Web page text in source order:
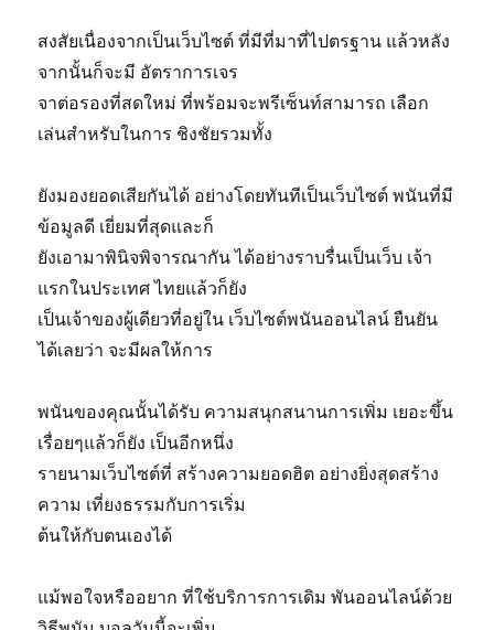
สงสัยเนื่องจากเป็นเว็บไซต์ ที่มีที่มาที่ไปตรฐาน แล้วหลัง
จากนั้นก็จะมี อัตราการเจร
จาต่อรองที่สดใหม่ ที่พร้อมจะพรีเซ็นท์สามารถ เลือก
เล่นสำหรับในการ ชิงชัยรวมทั้ง
ยังมองยอดเสียกันได้ อย่างโดยทันทีเป็นเว็บไซต์ พนันที่มี
ข้อมูลดี เยี่ยมที่สุดและก็
ยังเอามาพินิจพิจารณากัน ได้อย่างราบรื่นเป็นเว็บ เจ้า
แรกในประเทศ ไทยแล้วก็ยัง
เป็นเจ้าของผู้เดียวที่อยู่ใน เว็บไซต์พนันออนไลน์ ยืนยัน
ได้เลยว่า จะมีผลให้การ
พนันของคุณนั้นได้รับ ความสนุกสนานการเพิ่ม เยอะขึ้น
เรื่อยๆแล้วก็ยัง เป็นอีกหนึ่ง
รายนามเว็บไซต์ที่ สร้างความยอดฮิต อย่างยิ่งสุดสร้าง
ความ เที่ยงธรรมกับการเริ่ม
ต้นให้กับตนเองได้
แม้พอใจหรืออยาก ที่ใช้บริการการเดิม พันออนไลน์ด้วย